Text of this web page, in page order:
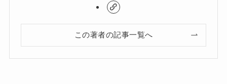
この著者の記事一覧へ